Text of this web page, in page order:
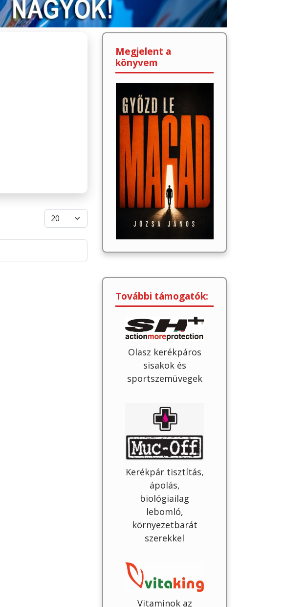
Tételek #
Megjelent a
könyvem
További támogatók:
Olasz kerékpáros
sisakok és
sportszemüvegek
Kerékpár tisztítás,
ápolás,
biológiailag
lebomló,
környezetbarát
szerekkel
Vitaminok az